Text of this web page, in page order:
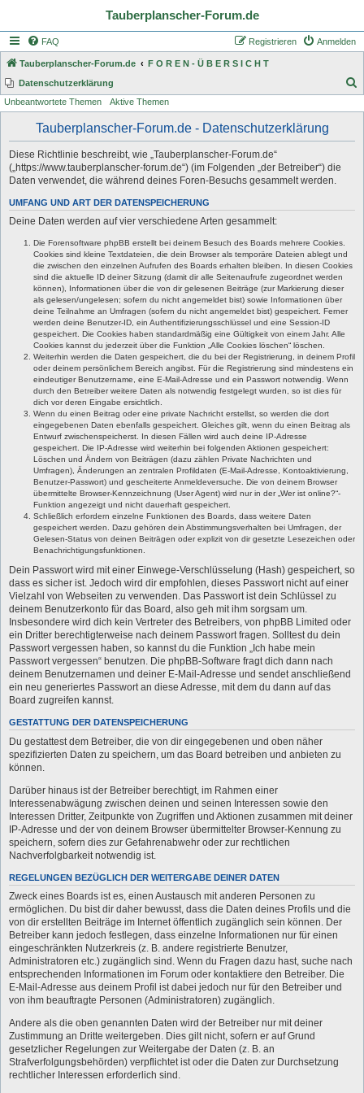
Tauberplanscher-Forum.de
FAQ Anmelden
Registrieren
Tauberplanscher-Forum.de
F O R E N - Ü B E R S I C H T
Datenschutzerklärung
Unbeantwortete Themen Aktive Themen
Tauberplanscher-Forum.de - Datenschutzerklärung
Diese Richtlinie beschreibt, wie „Tauberplanscher-Forum.de“
(„https://www.tauberplanscher-forum.de“) (im Folgenden „der Betreiber“) die
Daten verwendet, die während deines Foren-Besuchs gesammelt werden.
UMFANG UND ART DER DATENSPEICHERUNG
Deine Daten werden auf vier verschiedene Arten gesammelt:
Die Forensoftware phpBB erstellt bei deinem Besuch des Boards mehrere Cookies.
Cookies sind kleine Textdateien, die dein Browser als temporäre Dateien ablegt und
die zwischen den einzelnen Aufrufen des Boards erhalten bleiben. In diesen Cookies
sind die aktuelle ID deiner Sitzung (damit dir alle Seitenaufrufe zugeordnet werden
können), Informationen über die von dir gelesenen Beiträge (zur Markierung dieser
als gelesen/ungelesen; sofern du nicht angemeldet bist) sowie Informationen über
deine Teilnahme an Umfragen (sofern du nicht angemeldet bist) gespeichert. Ferner
werden deine Benutzer-ID, ein Authentifizierungsschlüssel und eine Session-ID
gespeichert. Die Cookies haben standardmäßig eine Gültigkeit von einem Jahr. Alle
Cookies kannst du jederzeit über die Funktion „Alle Cookies löschen“ löschen.
Weiterhin werden die Daten gespeichert, die du bei der Registrierung, in deinem Profil
oder deinem persönlichem Bereich angibst. Für die Registrierung sind mindestens ein
eindeutiger Benutzername, eine E-Mail-Adresse und ein Passwort notwendig. Wenn
durch den Betreiber weitere Daten als notwendig festgelegt wurden, so ist dies für
dich vor deren Eingabe ersichtlich.
Wenn du einen Beitrag oder eine private Nachricht erstellst, so werden die dort
eingegebenen Daten ebenfalls gespeichert. Gleiches gilt, wenn du einen Beitrag als
Entwurf zwischenspeicherst. In diesen Fällen wird auch deine IP-Adresse
gespeichert. Die IP-Adresse wird weiterhin bei folgenden Aktionen gespeichert:
Löschen und Ändern von Beiträgen (dazu zählen Private Nachrichten und
Umfragen), Änderungen an zentralen Profildaten (E-Mail-Adresse, Kontoaktivierung,
Benutzer-Passwort) und gescheiterte Anmeldeversuche. Die von deinem Browser
übermittelte Browser-Kennzeichnung (User Agent) wird nur in der „Wer ist online?“-
Funktion angezeigt und nicht dauerhaft gespeichert.
Schließlich erfordern einzelne Funktionen des Boards, dass weitere Daten
gespeichert werden. Dazu gehören dein Abstimmungsverhalten bei Umfragen, der
Gelesen-Status von deinen Beiträgen oder explizit von dir gesetzte Lesezeichen oder
Benachrichtigungsfunktionen.
Dein Passwort wird mit einer Einwege-Verschlüsselung (Hash) gespeichert, so
dass es sicher ist. Jedoch wird dir empfohlen, dieses Passwort nicht auf einer
Vielzahl von Webseiten zu verwenden. Das Passwort ist dein Schlüssel zu
deinem Benutzerkonto für das Board, also geh mit ihm sorgsam um.
Insbesondere wird dich kein Vertreter des Betreibers, von phpBB Limited oder
ein Dritter berechtigterweise nach deinem Passwort fragen. Solltest du dein
Passwort vergessen haben, so kannst du die Funktion „Ich habe mein
Passwort vergessen“ benutzen. Die phpBB-Software fragt dich dann nach
deinem Benutzernamen und deiner E-Mail-Adresse und sendet anschließend
ein neu generiertes Passwort an diese Adresse, mit dem du dann auf das
Board zugreifen kannst.
GESTATTUNG DER DATENSPEICHERUNG
Du gestattest dem Betreiber, die von dir eingegebenen und oben näher
spezifizierten Daten zu speichern, um das Board betreiben und anbieten zu
können.
Darüber hinaus ist der Betreiber berechtigt, im Rahmen einer
Interessenabwägung zwischen deinen und seinen Interessen sowie den
Interessen Dritter, Zeitpunkte von Zugriffen und Aktionen zusammen mit deiner
IP-Adresse und der von deinem Browser übermittelter Browser-Kennung zu
speichern, sofern dies zur Gefahrenabwehr oder zur rechtlichen
Nachverfolgbarkeit notwendig ist.
REGELUNGEN BEZÜGLICH DER WEITERGABE DEINER DATEN
Zweck eines Boards ist es, einen Austausch mit anderen Personen zu
ermöglichen. Du bist dir daher bewusst, dass die Daten deines Profils und die
von dir erstellten Beiträge im Internet öffentlich zugänglich sein können. Der
Betreiber kann jedoch festlegen, dass einzelne Informationen nur für einen
eingeschränkten Nutzerkreis (z. B. andere registrierte Benutzer,
Administratoren etc.) zugänglich sind. Wenn du Fragen dazu hast, suche nach
entsprechenden Informationen im Forum oder kontaktiere den Betreiber. Die
E-Mail-Adresse aus deinem Profil ist dabei jedoch nur für den Betreiber und
von ihm beauftragte Personen (Administratoren) zugänglich.
Andere als die oben genannten Daten wird der Betreiber nur mit deiner
Zustimmung an Dritte weitergeben. Dies gilt nicht, sofern er auf Grund
gesetzlicher Regelungen zur Weitergabe der Daten (z. B. an
Strafverfolgungsbehörden) verpflichtet ist oder die Daten zur Durchsetzung
rechtlicher Interessen erforderlich sind.